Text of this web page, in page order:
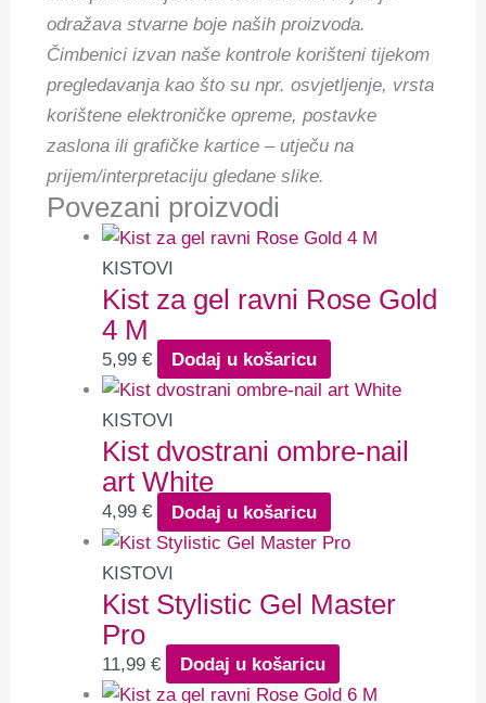
odražava stvarne boje naših proizvoda.
Čimbenici izvan naše kontrole korišteni tijekom
pregledavanja kao što su npr. osvjetljenje, vrsta
korištene elektroničke opreme, postavke
zaslona ili grafičke kartice – utječu na
prijem/interpretaciju gledane slike.
Povezani proizvodi
KISTOVI
Kist za gel ravni Rose Gold
4 M
5,99€ Dodaj u košaricu
KISTOVI
Kist dvostrani ombre-nail
art White
4,99€ Dodaj u košaricu
KISTOVI
Kist Stylistic Gel Master
Pro
11,99€ Dodaj u košaricu